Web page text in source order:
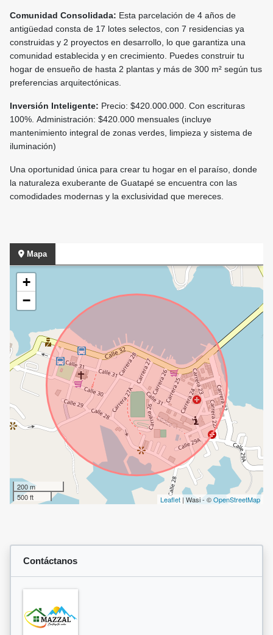
Comunidad Consolidada: Esta parcelación de 4 años de
antigüedad consta de 17 lotes selectos, con 7 residencias ya
construidas y 2 proyectos en desarrollo, lo que garantiza una
comunidad establecida y en crecimiento. Puedes construir tu
hogar de ensueño de hasta 2 plantas y más de 300 m² según tus
preferencias arquitectónicas.
Inversión Inteligente: Precio: $420.000.000. Con escrituras
100%. Administración: $420.000 mensuales (incluye
mantenimiento integral de zonas verdes, limpieza y sistema de
iluminación)
Una oportunidad única para crear tu hogar en el paraíso, donde
la naturaleza exuberante de Guatapé se encuentra con las
comodidades modernas y la exclusividad que mereces.
Mapa
+
−
200 m
500 ft
Leaflet | Wasi - ©OpenStreetMap
Contáctanos